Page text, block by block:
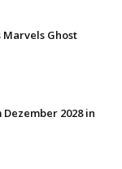
Marvels Ghost
2028 in